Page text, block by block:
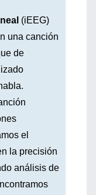
(iEEG)
una canción
de
el
la precisión
análisis de